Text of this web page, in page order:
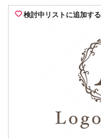
検討中リストに追加する